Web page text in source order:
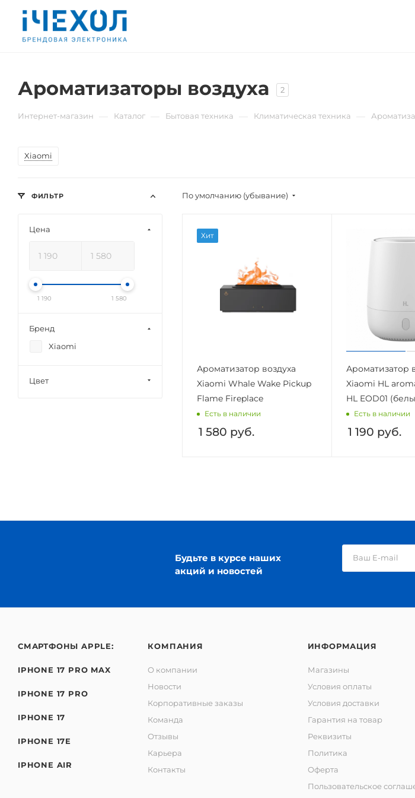
Ароматизаторы воздуха 2
Интернет-магазин Каталог Бытовая техника Климатическая техника
Xiaomi
По умолчанию (убывание)
Хит
Ароматизатор воздуха
Xiaomi Whale Wake Pickup
Flame Fireplace
Есть в наличии
1 580 руб.
Ароматизатор
Xiaomi HL
HL EOD01
Есть в наличии
1 190 руб.
ФИЛЬТР
Цена
1 190 1 580
Бренд
Xiaomi
Цвет
Будьте в курсе наших
акций и новостей
СМАРТФОНЫ APPLE:
IPHONE 17 PRO MAX
IPHONE 17 PRO
IPHONE 17
IPHONE 17E
IPHONE AIR
КОМПАНИЯ
О компании
Новости
Корпоративные заказы
Команда
Отзывы
Карьера
Контакты
ИНФОРМАЦИЯ
Магазины
Условия оплаты
Условия доставки
Гарантия на товар
Реквизиты
Политика
Оферта
Пользовательское